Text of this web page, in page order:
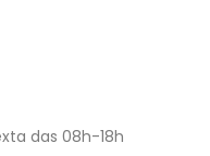
das 08h-18h